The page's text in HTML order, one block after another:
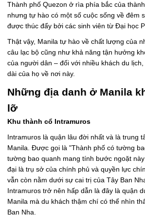
Thành phố Quezon ở rìa phía bắc của
nhưng tự hào có một số cuộc sống về đêm
được thúc đẩy bởi các sinh viên từ Đại học
Thật vậy, Manila tự hào về chất lượng của
câu lạc bộ cũng như khả năng tận hưởng
của người dân – đối với nhiều khách du
dài của họ về nơi này.
Những địa danh ở Manila
lỡ
Khu thành cổ Intramuros
Intramuros là quận lâu đời nhất và là trung
Manila. Được gọi là "Thành phố có tường
tường bao quanh mang tính bước ngoặt
đại là trụ sở của chính phủ và quyền lực
vẫn còn nằm dưới sự cai trị của Tây Ban
Intramuros trở nên hấp dẫn là đây là quận
Manila mà du khách thậm chí có thể nhìn
Ban Nha.